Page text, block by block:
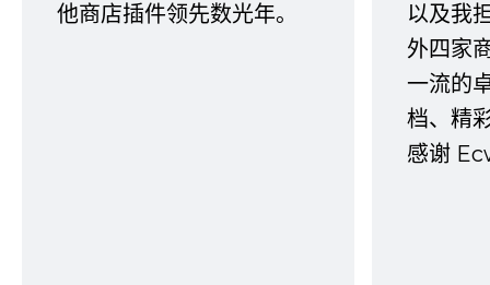
他商店插件领先数光年。
以及我
外四家
一流的
档、精
感谢